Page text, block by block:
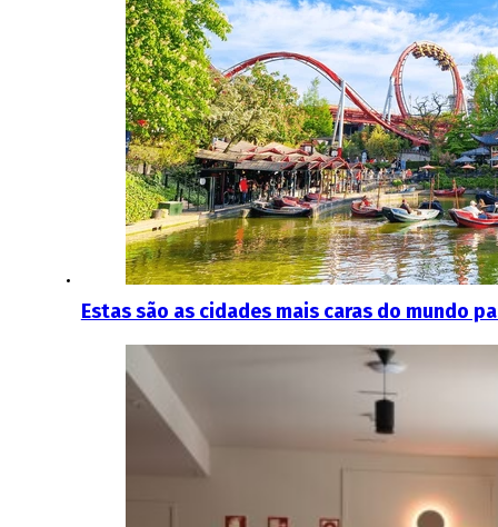
Estas são as cidades mais caras do mundo